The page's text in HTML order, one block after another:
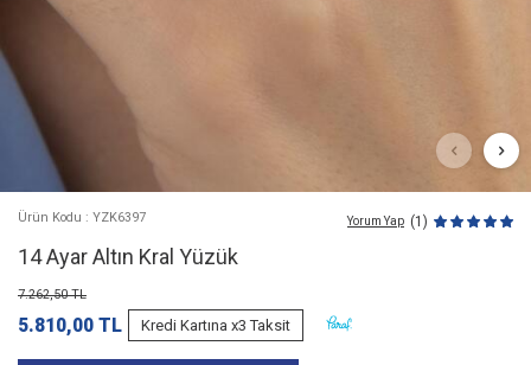
Ürün Kodu : YZK6397 Yorum Yap (1)
14 Ayar Altın Kral Yüzük
7.262,50TL
5.810,00 TL Kredi Kartına x3 Taksit